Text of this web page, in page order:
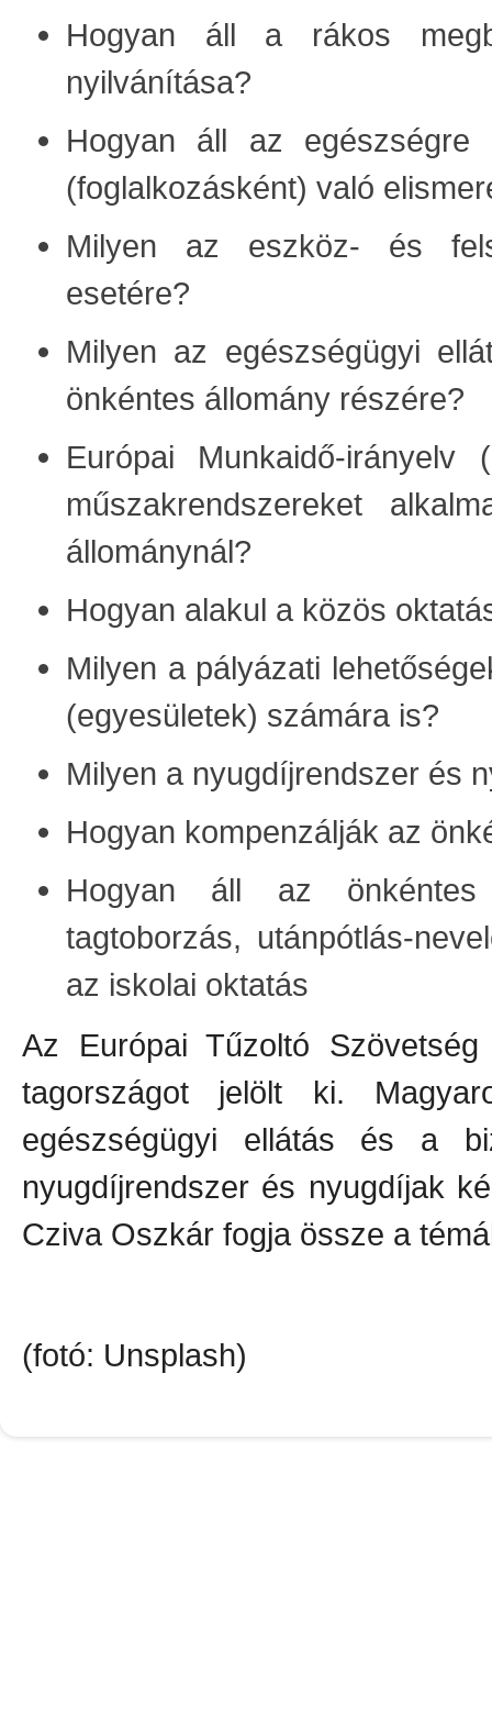
Hogyan áll a rákos
nyilvánítása?
Hogyan áll az egészségre
(foglalkozásként) való
Milyen az eszköz- és
esetére?
Milyen az egészségügyi
önkéntes állomány részére?
Európai Munkaidő-irányelv
műszakrendszereket
állománynál?
Hogyan alakul a közös
Milyen a pályázati
(egyesületek) számára is?
Milyen a nyugdíjrendszer és
Hogyan kompenzálják az
Hogyan áll az önkéntes
tagtoborzás, utánpótlás-
az iskolai oktatás
Az Európai Tűzoltó
tagországot jelölt ki.
egészségügyi ellátás és a
nyugdíjrendszer és nyugdíjak
Cziva Oszkár fogja össze a
(fotó: Unsplash)